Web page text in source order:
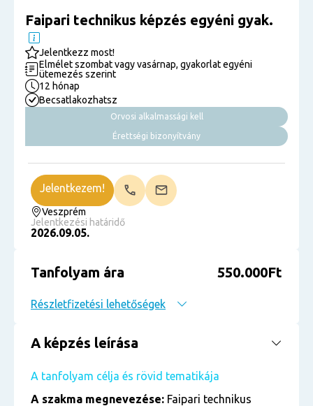
Faipari technikus képzés egyéni gyak.
Jelentkezz most!
Elmélet szombat vagy vasárnap, gyakorlat egyéni
ütemezés szerint
12 hónap
Becsatlakozhatsz
Orvosi alkalmassági kell
Érettségi bizonyítvány
Veszprém
Jelentkezési határidő
2026.09.05.
Jelentkezem!
Tanfolyam ára 550.000Ft
Részletfizetési lehetőségek
A képzés leírása
A tanfolyam célja és rövid tematikája
A szakma megnevezése: Faipari technikus